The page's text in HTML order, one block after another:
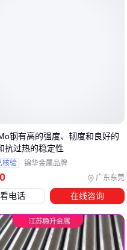
广东东莞
钢有高的强度、韧度和良好的
抗过热的稳定性
核验 锦华金属品牌
电话 在线咨询